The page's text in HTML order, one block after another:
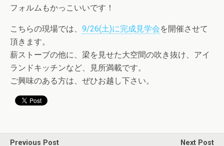
フォルムもかっこいいです！
こちらの現場では、 9/26(土)に完成見学会を開催させて
頂きます。
薪ストーブの他に、梁を見せた大空間の吹き抜け、アイ
ランドキッチンなど、見所満載です。
ご興味のある方は、ぜひお越し下さい。
Previous Post
Next Post